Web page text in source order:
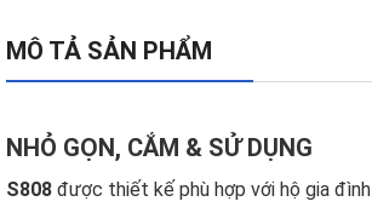
MÔ TẢ SẢN PHẨM
NHỎ GỌN, CẮM & SỬ DỤNG
S808 được thiết kế phù hợp với hộ gia